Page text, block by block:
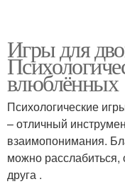
Игры для
влюблённых
Психологические
– отличный
взаимопонимания.
можно расслабиться,
друга .